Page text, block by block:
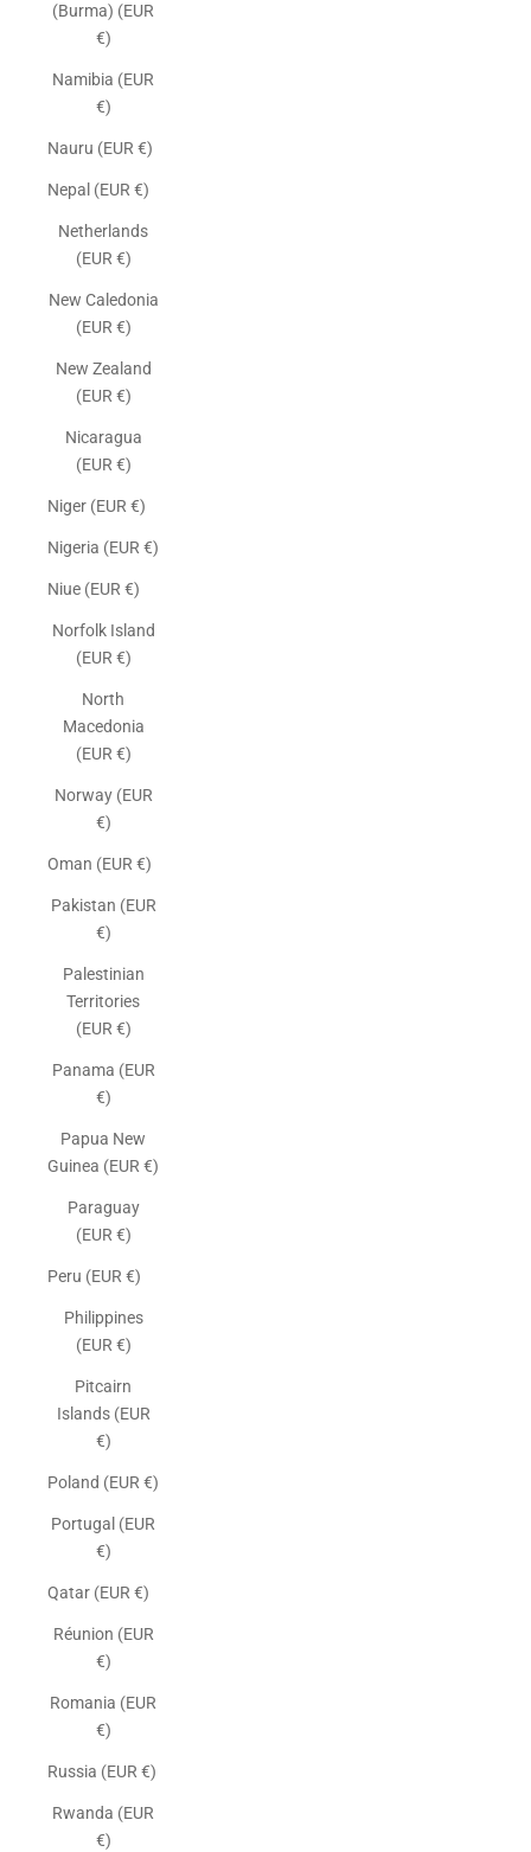
(Burma) (EUR
€)
Namibia (EUR
€)
Nauru (EUR €)
Nepal (EUR €)
Netherlands
(EUR €)
New Caledonia
(EUR €)
New Zealand
(EUR €)
Nicaragua
(EUR €)
Niger (EUR €)
Nigeria (EUR €)
Niue (EUR €)
Norfolk Island
(EUR €)
North
Macedonia
(EUR €)
Norway (EUR
€)
Oman (EUR €)
Pakistan (EUR
€)
Palestinian
Territories
(EUR €)
Panama (EUR
€)
Papua New
Guinea (EUR €)
Paraguay
(EUR €)
Peru (EUR €)
Philippines
(EUR €)
Pitcairn
Islands (EUR
€)
Poland (EUR €)
Portugal (EUR
€)
Qatar (EUR €)
Réunion (EUR
€)
Romania (EUR
€)
Russia (EUR €)
Rwanda (EUR
€)